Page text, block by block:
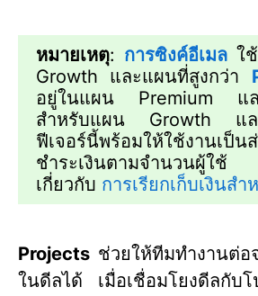
หมายเหตุ: การซิงค์อีเมล ใ
Growth และแผนที่สูงกว่า
อยู่ในแผน Premium แล
สำหรับแผน Growth แล
ฟีเจอร์นี้พร้อมให้ใช้งานเป็น
ชำระเงินตามจำนวนผู้ใช้
เกี่ยวกับ การเรียกเก็บเงินส
Projects ช่วยให้ทีมทำงานต่อ
ในดีลได้ เมื่อเชื่อมโยงดีลกับ